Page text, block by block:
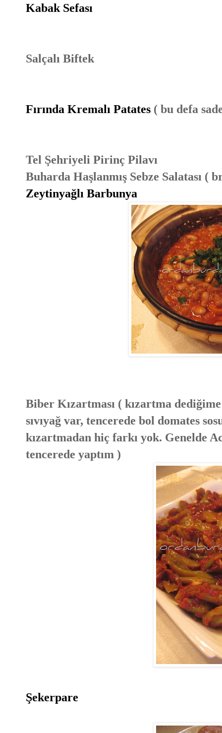
Kabak Sefası
Salçalı Biftek
Fırında Kremalı Patates ( bu defa
Tel Şehriyeli Pirinç Pilavı
Buharda Haşlanmış Sebze Salatası (
Zeytinyağlı Barbunya
Biber Kızartması ( kızartma
sıvıyağ var, tencerede bol domates
kızartmadan hiç farkı yok. Genelde
tencerede yaptım )
Şekerpare